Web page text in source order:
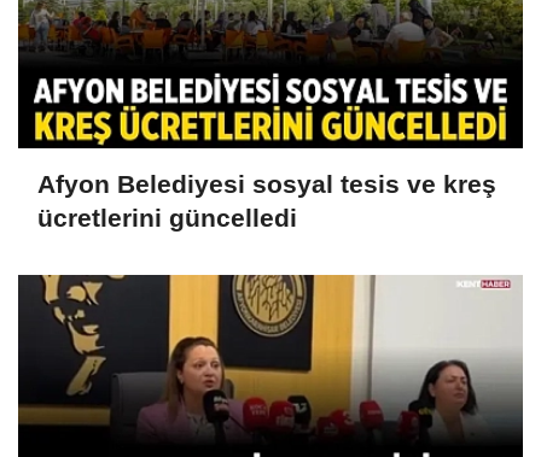
Afyon Belediyesi sosyal tesis ve kreş
ücretlerini güncelledi